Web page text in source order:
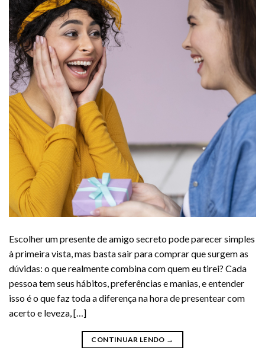
Escolher um presente de amigo secreto pode parecer simples
à primeira vista, mas basta sair para comprar que surgem as
dúvidas: o que realmente combina com quem eu tirei? Cada
pessoa tem seus hábitos, preferências e manias, e entender
isso é o que faz toda a diferença na hora de presentear com
acerto e leveza, […]
CONTINUAR LENDO →